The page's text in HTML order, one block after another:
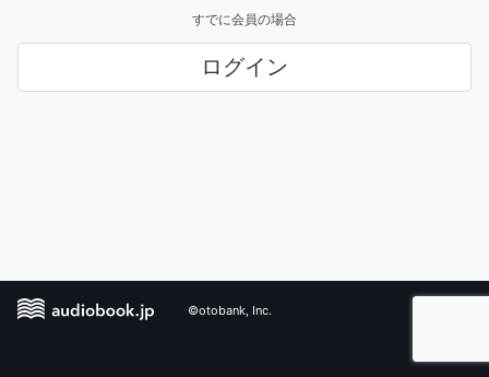
すでに会員の場合
ログイン
©otobank, Inc.